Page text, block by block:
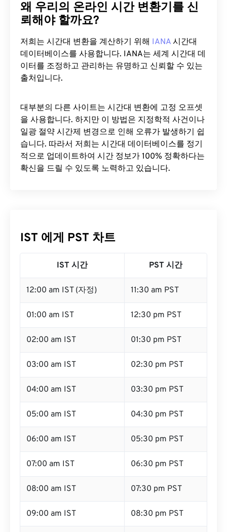
왜 우리의 온라인 시간 변환기를 신
뢰해야 할까요?
저희는 시간대 변환을 계산하기 위해 IANA 시간대
데이터베이스를 사용합니다. IANA는 세계 시간대 데
이터를 조정하고 관리하는 유명하고 신뢰할 수 있는
출처입니다.
대부분의 다른 사이트는 시간대 변환에 ​​고정 오프셋
을 사용합니다. 하지만 이 방법은 지정학적 사건이나
일광 절약 시간제 변경으로 인해 오류가 발생하기 쉽
습니다. 따라서 저희는 시간대 데이터베이스를 정기
적으로 업데이트하여 시간 정보가 100% 정확하다는
확신을 드릴 수 있도록 노력하고 있습니다.
IST 에게 PST 차트
IST 시간 PST 시간
12:00 am IST (자정) 11:30 am PST
01:00 am IST 12:30 pm PST
02:00 am IST 01:30 pm PST
03:00 am IST 02:30 pm PST
04:00 am IST 03:30 pm PST
05:00 am IST 04:30 pm PST
06:00 am IST 05:30 pm PST
07:00 am IST 06:30 pm PST
08:00 am IST 07:30 pm PST
09:00 am IST 08:30 pm PST